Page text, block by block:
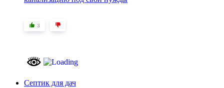
3
Септик для дач